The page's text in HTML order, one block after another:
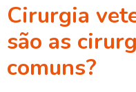
Cirurgia
são as
comuns?